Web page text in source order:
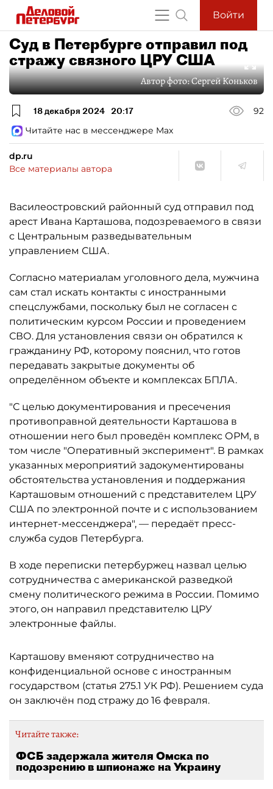
Войти
Суд в Петербурге отправил под
стражу связного ЦРУ США
Автор фото:Сергей Коньков
18 декабря 2024 20:17
92
Читайте нас в мессенджере Max
dp.ru
Все материалы автора
Василеостровский районный суд отправил под
арест Ивана Карташова, подозреваемого в связи
с Центральным разведывательным
управлением США.
Согласно материалам уголовного дела, мужчина
сам стал искать контакты с иностранными
спецслужбами, поскольку был не согласен с
политическим курсом России и проведением
СВО. Для установления связи он обратился к
гражданину РФ, которому пояснил, что готов
передавать закрытые документы об
определённом объекте и комплексах БПЛА.
"С целью документирования и пресечения
противоправной деятельности Карташова в
отношении него был проведён комплекс ОРМ, в
том числе "Оперативный эксперимент". В рамках
указанных мероприятий задокументированы
обстоятельства установления и поддержания
Карташовым отношений с представителем ЦРУ
США по электронной почте и с использованием
интернет-мессенджера", — передаёт пресс-
служба судов Петербурга.
В ходе переписки петербуржец назвал целью
сотрудничества с американской разведкой
смену политического режима в России. Помимо
этого, он направил представителю ЦРУ
электронные файлы.
Карташову вменяют сотрудничество на
конфиденциальной основе с иностранным
государством (статья 275.1 УК РФ). Решением суда
он заключён под стражу до 16 февраля.
Читайте также:
ФСБ задержала жителя Омска по
подозрению в шпионаже на Украину